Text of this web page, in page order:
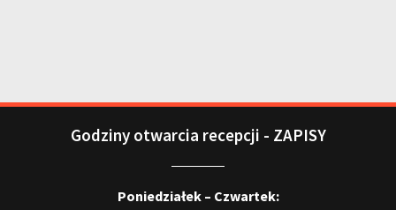
Godziny otwarcia recepcji - ZAPISY
Poniedziałek – Czwartek: